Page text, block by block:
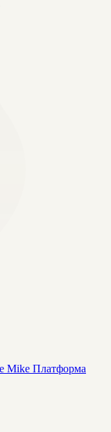
Mike Платформа